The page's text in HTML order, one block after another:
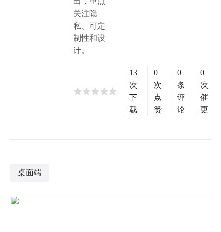
关注隐
私、可定
制性和设
计。
13
次
下
载
0
次
点
赞
0
条
评
论
0
次
催
更
桌面端